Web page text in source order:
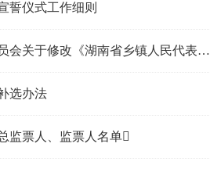
誓仪式工作细则
关于提请审议湖南省人民代表大会常务委员会关于修改《湖南省乡镇人民代表大会主席团和乡镇人民代表大会主席副主席工作若干规定》等地方性法规的决定（草案）的议案
选办法
监票人、监票人名单